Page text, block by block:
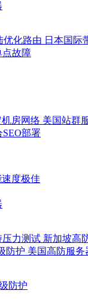
优化路由 日本国际
点故障
房网络 美国站群
SEO部署
度极佳
压力测试 新加坡高
防护 美国高防服务
防护